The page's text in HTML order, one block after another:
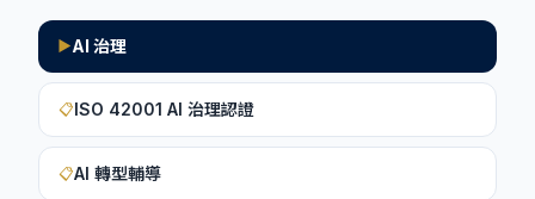
▶AI 治理
📋ISO 42001 AI 治理認證
📋AI 轉型輔導